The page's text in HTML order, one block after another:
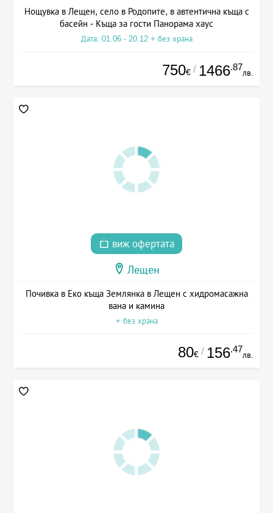
Нощувка в Лещен, село в Родопите, в автентична къща с
басейн - Къща за гости Панорама хаус
Дата: 01.06 - 20.12 + без храна
750€ / 1466.87
лв.
виж офертата
Лещен
Почивка в Еко къща Землянка в Лещен с хидромасажна
вана и камина
+ без храна
80€ / 156.47
лв.